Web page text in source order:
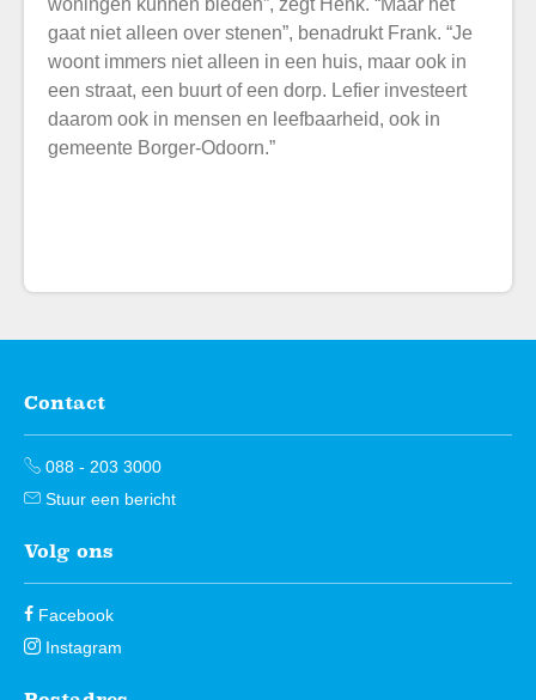
woningen kunnen bieden”, zegt Henk. “Maar het
gaat niet alleen over stenen”, benadrukt Frank. “Je
woont immers niet alleen in een huis, maar ook in
een straat, een buurt of een dorp. Lefier investeert
daarom ook in mensen en leefbaarheid, ook in
gemeente Borger-Odoorn.”
Contactinformatie
Contact
088 - 203 3000
Stuur een bericht
Volg ons
Facebook
Instagram